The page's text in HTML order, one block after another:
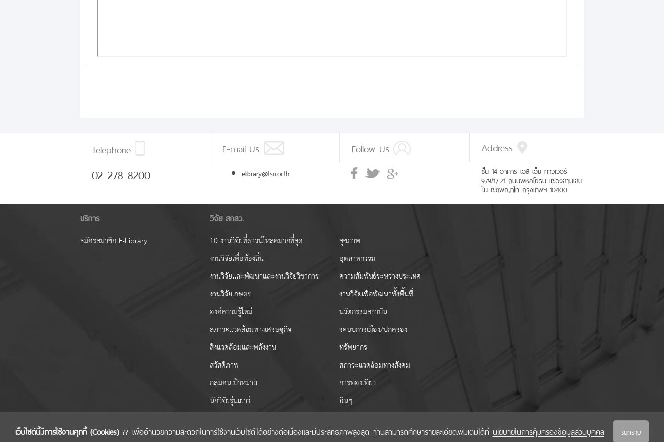
เว็บไซต์นี้มีการใช้งานคุกกี้ (Cookies)?? เพื่ออำนวยความสะดวกในการใช้งานเว็บไซต์ได้อย่างต่อเนื่องและมีประสิทธิภาพสูงสุด ท่านสามารถศึกษารายละเอียดเพิ่มเติมได้ที่ นโยบายในการคุ้มครองข้อมูลส่วนบุคคล รับทราบ
Telephone
02 278 8200
E-mail Us
elibrary@tsri.or.th
Follow Us Address
ชั้น 14 อาคาร เอส เอ็ม ทาวเวอร์
979/17-21 ถนนพหลโยธิน แขวงสามเสน
ใน เขตพญาไท กรุงเทพฯ 10400
บริการ
สมัครสมาชิก E-Library
วิจัย สกสว.
10 งานวิจัยที่ดาวน์โหลดมากที่สุด
งานวิจัยเพื่อท้องถิ่น
งานวิจัยและพัฒนาและงานวิจัยวิชาการ
งานวิจัยเกษตร
องค์ความรู้ใหม่
สภาวะแวดล้อมทางเศรษฐกิจ
สิ่งแวดล้อมและพลังงาน
สวัสดิภาพ
กลุ่มคนเป้าหมาย
นักวิจัยรุ่นเยาว์
สุขภาพ
อุตสาหกรรม
ความสัมพันธ์ระหว่างประเทศ
งานวิจัยเพื่อพัฒนาทั้งพื้นที่
นวัตกรรมสถาบัน
ระบบการเมือง/ปกครอง
ทรัพยากร
สภาวะแวดล้อมทางสังคม
การท่องเที่ยว
อื่นๆ
COPYRIGHT © 2022 สำนักงานคณะกรรมการส่งเสริมวิทยาศาสตร์ วิจัยและนวัตกรรม (สกสว.) นโยบายในการคุ้มครองข้อมูลส่วนบุคคล